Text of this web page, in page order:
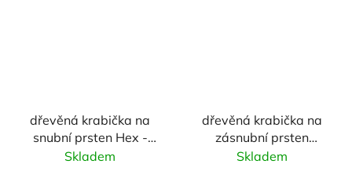
dřevěná krabička na
snubní prsten Hex -
ořech
Skladem
dřevěná krabička na
zásnubní prsten
Beholder - padouk
Skladem